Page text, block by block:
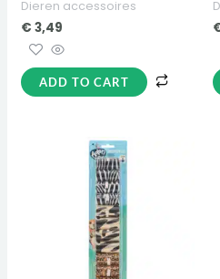
Dieren accessoires
€ 3,49
ADD TO CART